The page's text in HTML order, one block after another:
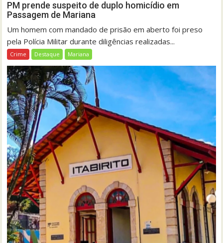
PM prende suspeito de duplo homicídio em
Passagem de Mariana
Um homem com mandado de prisão em aberto foi preso
pela Polícia Militar durante diligências realizadas...
Crime Destaque Mariana